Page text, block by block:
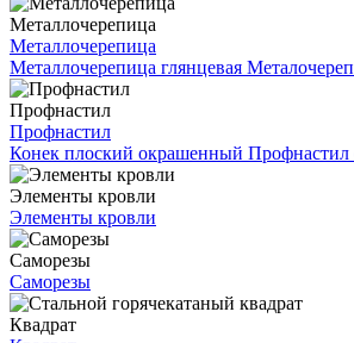
Металлочерепица
Металлочерепица
Металлочерепица глянцевая
Профнастил
Профнастил
Конек плоский окрашенный
Элементы кровли
Элементы кровли
Саморезы
Саморезы
Квадрат